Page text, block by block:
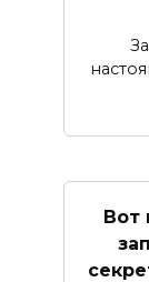
Вот